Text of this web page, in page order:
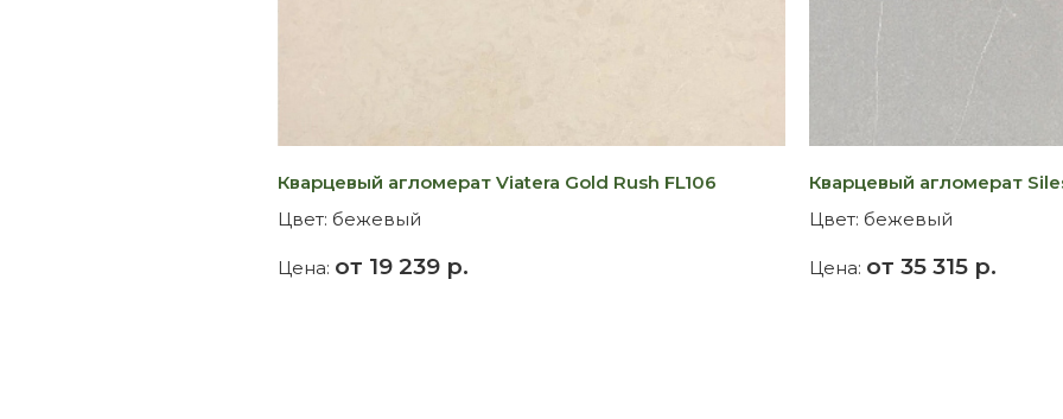
Кварцевый агломерат Viatera Gold Rush FL106
Цвет: бежевый
Цена: от 19 239 р.
Кварцевый агломерат
Цвет: бежевый
Цена: от 35 315 р.